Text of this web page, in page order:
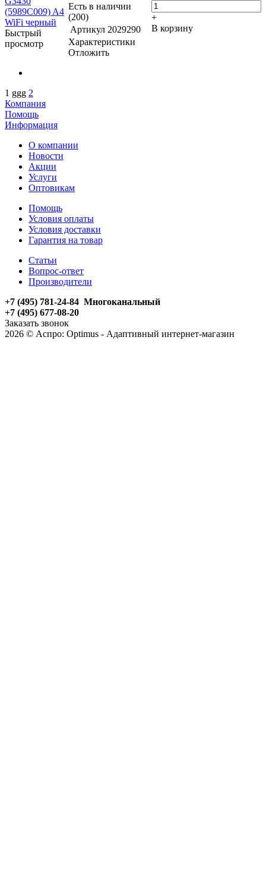
Быстрый
просмотр
Есть в наличии
(200)
Артикул 2029290
Характеристики
Отложить
+
В корзину
1 ggg 2
Компания
Помощь
Информация
О компании
Новости
Акции
Услуги
Оптовикам
Помощь
Условия оплаты
Условия доставки
Гарантия на товар
Статьи
Вопрос-ответ
Производители
+7 (495) 781-24-84 Многоканальный
+7 (495) 677-08-20
Заказать звонок
2026 © Аспро: Optimus - Адаптивный интернет-магазин